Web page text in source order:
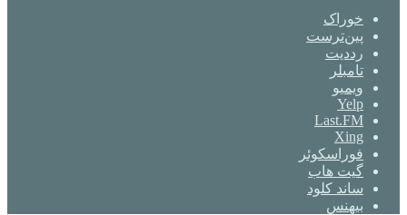
خوراک
‫پین‌ترست
‫رددیت
‫تامبلر
ویمیو
Yelp
Last.FM
Xing
فوراسکوئر
گیت ‌هاب
ساند کلود
بیهنس